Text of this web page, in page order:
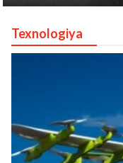
Texnologiya